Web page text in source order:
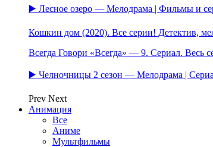
▶️ Лесное озеро — Мелодрама | Фильмы и
Кошкин дом (2020). Все серии! Детектив,
Всегда Говори «Всегда» — 9. Сериал. Весь
▶️ Челночницы 2 сезон — Мелодрама |
Prev Next
Анимация
Все
Аниме
Мультфильмы